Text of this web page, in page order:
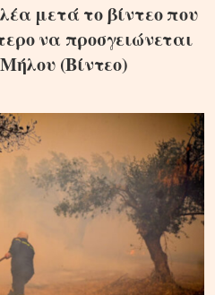
μετά το βίντεο που
να προσγειώνεται
(Βίντεο)